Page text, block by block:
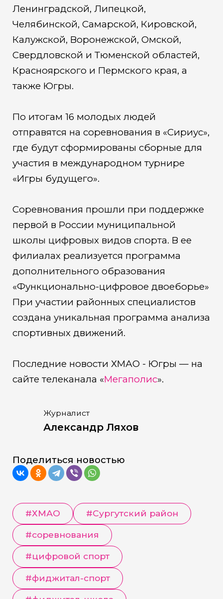
Ленинградской, Липецкой,
Челябинской, Самарской, Кировской,
Калужской, Воронежской, Омской,
Свердловской и Тюменской областей,
Красноярского и Пермского края, а
также Югры.
По итогам 16 молодых людей
отправятся на соревнования в «Сириус»,
где будут сформированы сборные для
участия в международном турнире
«Игры будущего».
Соревнования прошли при поддержке
первой в России муниципальной
школы цифровых видов спорта. В ее
филиалах реализуется программа
дополнительного образования
«Функционально-цифровое двоеборье»
При участии районных специалистов
создана уникальная программа анализа
спортивных движений.
Последние новости ХМАО - Югры — на
сайте телеканала «Мегаполис».
Журналист
Александр Ляхов
Поделиться новостью
#ХМАО #Сургутский район
#соревнования
#цифровой спорт
#фиджитал-спорт